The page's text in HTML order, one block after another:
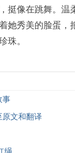
挺像在跳舞。温
她秀美的脸蛋，
珠。
事
原文和翻译
绳